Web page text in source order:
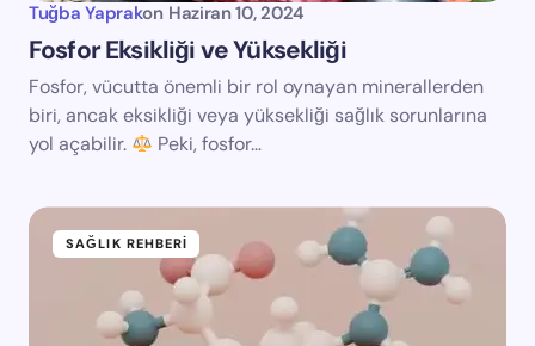
Tuğba Yaprakon Haziran 10, 2024
Fosfor Eksikliği ve Yüksekliği
Fosfor, vücutta önemli bir rol oynayan minerallerden
biri, ancak eksikliği veya yüksekliği sağlık sorunlarına
yol açabilir.
Peki, fosfor…
SAĞLIK REHBERI